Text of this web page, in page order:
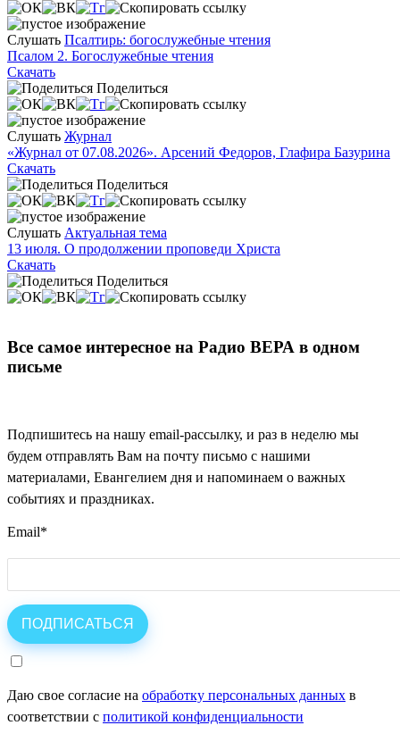
Слушать Псалтирь: богослужебные чтения
Псалом 2. Богослужебные чтения
Скачать
Поделиться
Слушать Журнал
«Журнал от 07.08.2026». Арсений Федоров, Глафира Базурина
Скачать
Поделиться
Слушать Актуальная тема
13 июля. О продолжении проповеди Христа
Скачать
Поделиться
Все самое интересное на Радио ВЕРА в одном
письме
Подпишитесь на нашу email-рассылку, и раз в неделю мы
будем отправлять Вам на почту письмо с нашими
материалами, Евангелием дня и напоминаем о важных
событиях и праздниках.
Email*
Даю свое согласие на обработку персональных данных в
соответствии с политикой конфиденциальности